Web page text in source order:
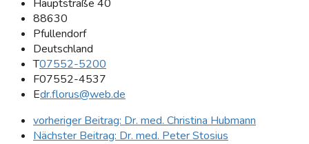
Hauptstraße 40
88630
Pfullendorf
Deutschland
T07552-5200
F07552-4537
Edr.florus@web.de
vorheriger Beitrag: Dr. med. Christina Hubmann
Nächster Beitrag: Dr. med. Peter Stosius